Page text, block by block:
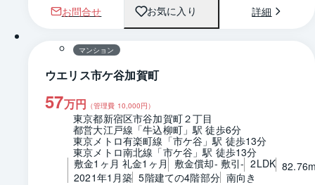
お問合せ お気に入り 詳細
1 / 0 間取り
マンション
ウエリス市ケ谷加賀町
57万円 （管理費 10,000円）
東京都新宿区市谷加賀町２丁目
都営大江戸線「牛込柳町」駅 徒歩6分
東京メトロ有楽町線「市ケ谷」駅 徒歩13分
東京メトロ南北線「市ケ谷」駅 徒歩13分
敷金1ヶ月 礼金1ヶ月 敷金償却- 敷引- 2LDK
2021年1月築 5階建ての4階部分 南向き